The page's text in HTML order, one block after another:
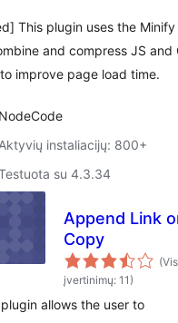
This plugin uses the
and compress JS and
improve page load time.
NodeCode
Aktyvių instaliacijų: 800+
su 4.3.34
Append Link
Copy
įvertinimų: 11)
allows the user to